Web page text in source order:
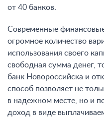
от 40 банков.
Современные
огромное количество
использования своего
свободная сумма денег,
банк Новороссийска и
способ позволяет не
в надежном месте, но и
доход в виде